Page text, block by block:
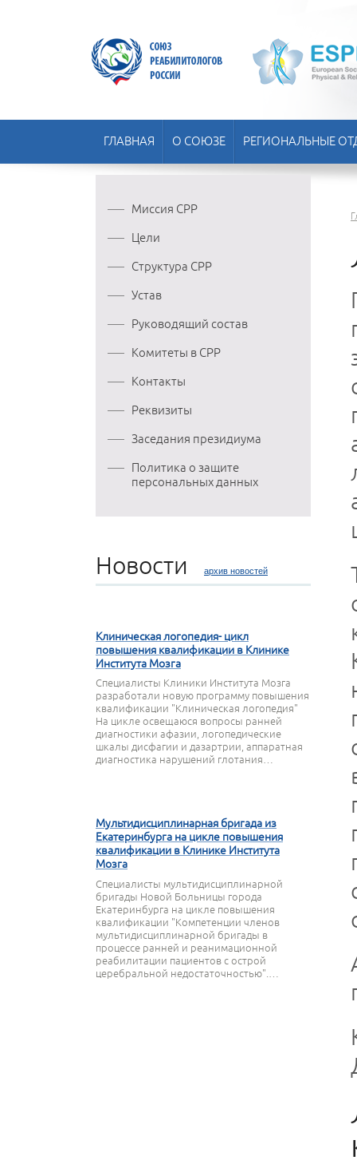
ГЛАВНАЯ О СОЮЗЕ РЕГИОНАЛЬНЫЕ
Миссия СРР
Цели
Структура СРР
Устав
Руководящий состав
Комитеты в СРР
Контакты
Реквизиты
Заседания президиума
Политика о защите
персональных данных
Новости архив новостей
Клиническая логопедия- цикл
повышения квалификации в Клинике
Института Мозга
Специалисты Клиники Института Мозга
разработали новую программу повышения
квалификации "Клиническая логопедия"
На цикле освещаюся вопросы ранней
диагностики афазии, логопедические
шкалы дисфагии и дазартрии, аппаратная
диагностика нарушений глотания…
Мультидисциплинарная бригада из
Екатеринбурга на цикле повышения
квалификации в Клинике Института
Мозга
Специалисты мультидисциплинарной
бригады Новой Больницы города
Екатеринбурга на цикле повышения
квалификации "Компетенции членов
мультидисциплинарной бригады в
процессе ранней и реанимационной
реабилитации пациентов с острой
церебральной недостаточностью".…